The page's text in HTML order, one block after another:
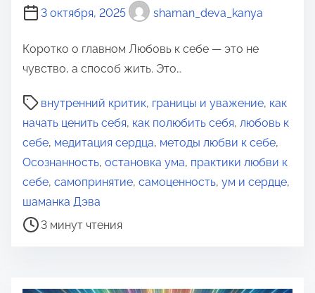
3 октября, 2025 shaman_deva_kanya
Коротко о главном Любовь к себе — это не
чувство, а способ жить. Это…
внутренний критик, границы и уважение, как
начать ценить себя, как полюбить себя, любовь к
себе, медитация сердца, методы любви к себе,
Осознанность, остановка ума, практики любви к
себе, самопринятие, самоценность, ум и сердце,
шаманка Дэва
В
р
е
м
я
д
л
3 минут чтения